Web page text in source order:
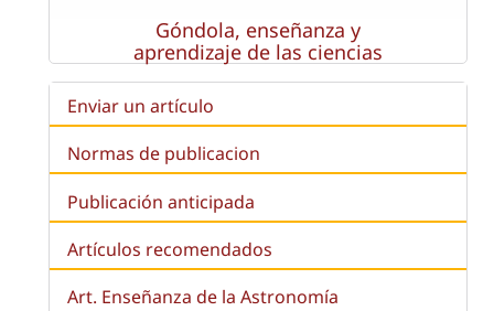
Góndola, enseñanza y
aprendizaje de las ciencias
Enviar un artículo
Normas de publicacion
Publicación anticipada
Artículos recomendados
Art. Enseñanza de la Astronomía